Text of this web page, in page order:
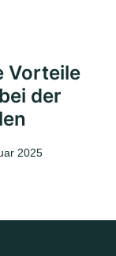
Vorteile
der
2025